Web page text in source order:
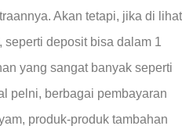
Akan tetapi, jika di lihat
deposit bisa dalam 1
yang sangat banyak seperti
pelni, berbagai pembayaran
produk-produk tambahan